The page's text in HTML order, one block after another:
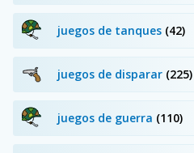
juegos de tanques (42)
juegos de disparar (225)
juegos de guerra (110)